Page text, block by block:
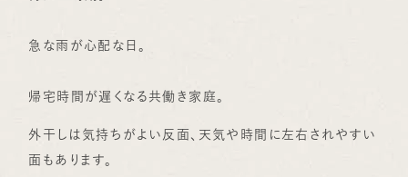
急な雨が心配な日。
帰宅時間が遅くなる共働き家庭。
外干しは気持ちがよい反面、天気や時間に左右されやすい
面もあります。